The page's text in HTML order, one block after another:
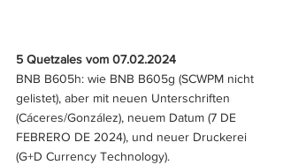
5 Quetzales vom 07.02.2024
BNB B605h: wie BNB B605g (SCWPM nicht
gelistet), aber mit neuen Unterschriften
(Cáceres/González), neuem Datum (7 DE
FEBRERO DE 2024), und neuer Druckerei
(G+D Currency Technology).